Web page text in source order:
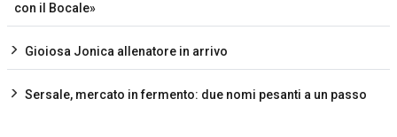
con il Bocale»
Gioiosa Jonica allenatore in arrivo
Sersale, mercato in fermento: due nomi pesanti a un passo